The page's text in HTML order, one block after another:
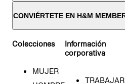
CONVIÉRTETE EN H&M
Colecciones
MUJER
Información
corporativa